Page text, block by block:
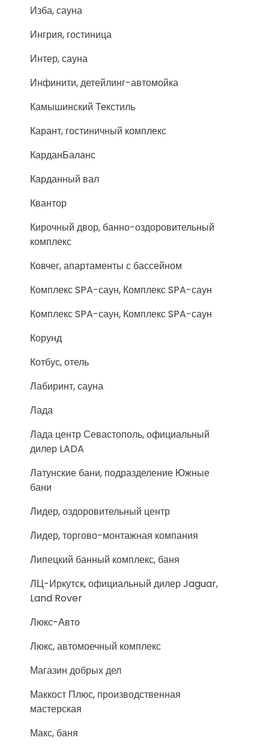
Изба, сауна
Ингрия, гостиница
Интер, сауна
Инфинити, детейлинг-автомойка
Камышинский Текстиль
Карант, гостиничный комплекс
КарданБаланс
Карданный вал
Квантор
Кирочный двор, банно-оздоровительный
комплекс
Ковчег, апартаменты с бассейном
Комплекс SPA-саун, Комплекс SPA-саун
Комплекс SPA-саун, Комплекс SPA-саун
Корунд
Котбус, отель
Лабиринт, сауна
Лада
Лада центр Севастополь, официальный
дилер LADA
Латунские бани, подразделение Южные
бани
Лидер, оздоровительный центр
Лидер, торгово-монтажная компания
Липецкий банный комплекс, баня
ЛЦ-Иркутск, официальный дилер Jaguar,
Land Rover
Люкс-Авто
Люкс, автомоечный комплекс
Магазин добрых дел
Маккост Плюс, производственная
мастерская
Макс, баня